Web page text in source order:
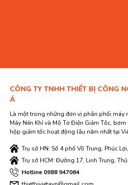
CÔNG TY TNHH THIẾT BỊ CÔNG
Á
Là một trong những đơn vị phân phối máy
Máy Nén Khí và Mô Tơ Điện Giảm Tốc,
hộp giảm tốc hoạt động lâu năm nhất tại
Trụ sở HN: Số 4 phố Võ Trung, Phúc
Trụ sở HCM: Đường 17, Linh Trung,
Hotline 0988 947064